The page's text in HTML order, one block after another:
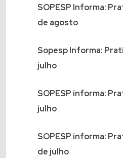
SOPESP Informa:
de agosto
Sopesp Informa:
julho
SOPESP informa:
julho
SOPESP informa:
de julho